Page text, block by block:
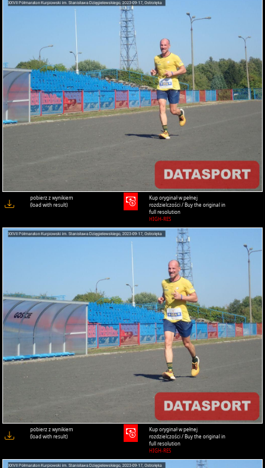
pobierz z wynikiem
(load with result)
Kup oryginał w pełnej
rozdzielczości / Buy the original in
full resolution
HIGH-RES
pobierz z wynikiem
(load with result)
Kup oryginał w pełnej
rozdzielczości / Buy the original in
full resolution
HIGH-RES